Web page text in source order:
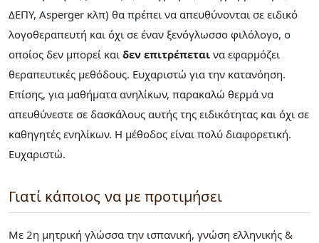
ΔΕΠΥ, Αsperger κλπ) θα πρέπει να απευθύνονται σε ειδικό
λογοθεραπευτή και όχι σε έναν ξενόγλωσσο φιλόλογο, ο
οποίος δεν μπορεί και δεν επιτρέπεται να εφαρμόζει
θεραπευτικές μεθόδους. Ευχαριστώ για την κατανόηση.
Επίσης, για μαθήματα ανηλίκων, παρακαλώ θερμά να
απευθύνεστε σε δασκάλους αυτής της ειδικότητας και όχι σε
καθηγητές ενηλίκων. Η μέθοδος είναι πολύ διαφορετική.
Ευχαριστώ.
Γιατί κάποιος να με προτιμήσει
Με 2η μητρική γλώσσα την ισπανική, γνώση ελληνικής &